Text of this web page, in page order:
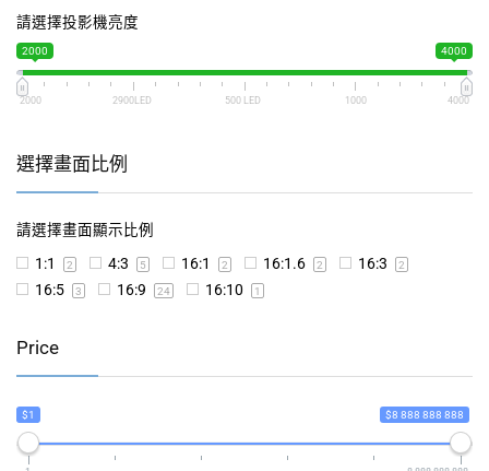
請選擇投影機亮度
2000 4000
2000 2900LED 500 LED 1000 4000
選擇畫面比例
請選擇畫面顯示比例
1:1
2 4:3 5 16:1 2 16:1.6 2 16:3 2
16:5 3 16:9 24 16:10 1
Price
$1 $8 888 888 888